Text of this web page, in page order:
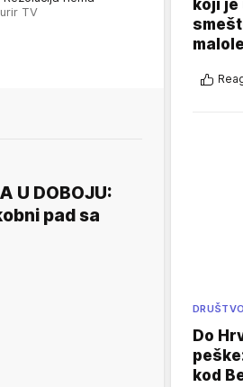
TV
U DOBOJU:
pad sa
koji je
DRUŠTVO
Do
kod